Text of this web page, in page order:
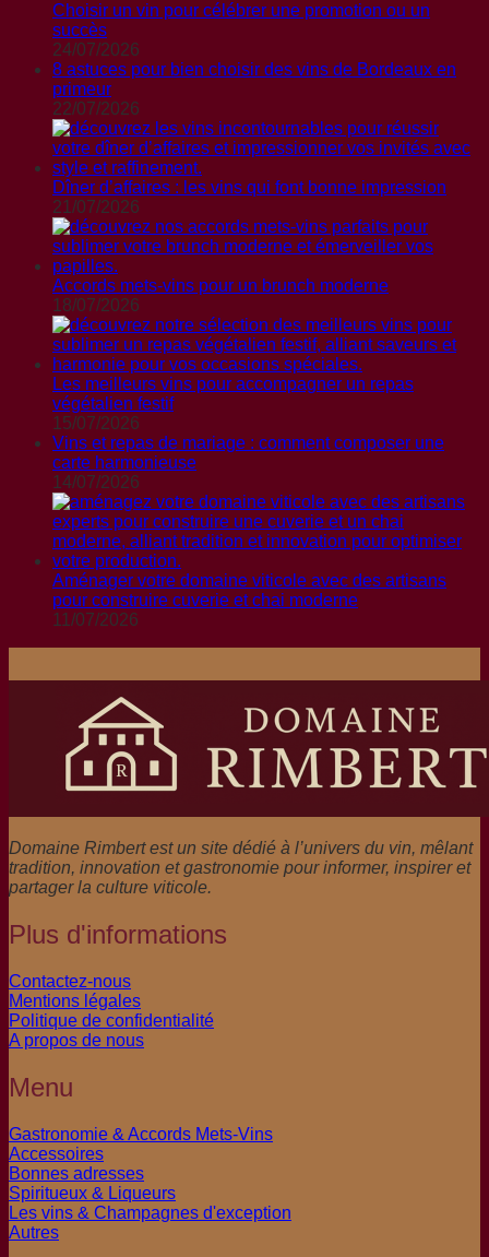
Choisir un vin pour célébrer une promotion ou un
succès
24/07/2026
8 astuces pour bien choisir des vins de Bordeaux en
primeur
22/07/2026
Dîner d’affaires : les vins qui font bonne impression
21/07/2026
Accords mets-vins pour un brunch moderne
18/07/2026
Les meilleurs vins pour accompagner un repas
végétalien festif
15/07/2026
Vins et repas de mariage : comment composer une
carte harmonieuse
14/07/2026
Aménager votre domaine viticole avec des artisans
pour construire cuverie et chai moderne
11/07/2026
Domaine Rimbert est un site dédié à l’univers du vin, mêlant
tradition, innovation et gastronomie pour informer, inspirer et
partager la culture viticole.
Plus d'informations
Contactez-nous
Mentions légales
Politique de confidentialité
A propos de nous
Menu
Gastronomie & Accords Mets-Vins
Accessoires
Bonnes adresses
Spiritueux & Liqueurs
Les vins & Champagnes d'exception
Autres